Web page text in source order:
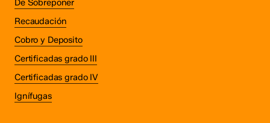
De Sobreponer
Recaudación
Cobro y Deposito
Certificadas grado III
Certificadas grado IV
Ignífugas